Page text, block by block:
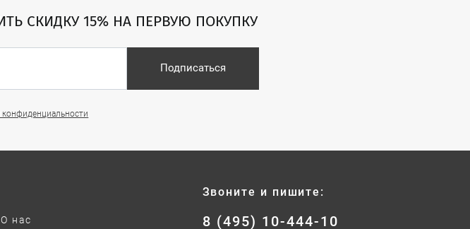
СКИДКУ 15% НА ПЕРВУЮ ПОКУПКУ
Подписаться
О нас
Звоните и пишите:
8 (495) 10-444-10